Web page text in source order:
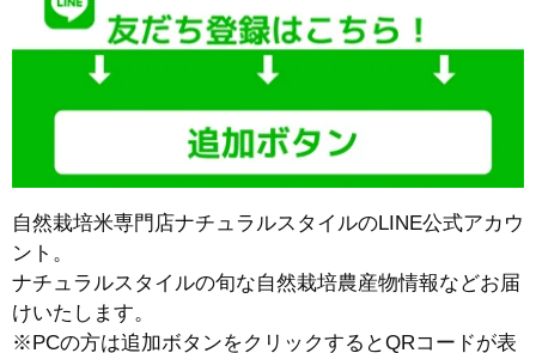
自然栽培米専門店ナチュラルスタイルのLINE公式アカウ
ント。
ナチュラルスタイルの旬な自然栽培農産物情報などお届
けいたします。
※PCの方は追加ボタンをクリックするとQRコードが表